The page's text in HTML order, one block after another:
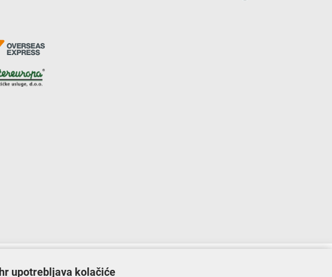
u sklopu Operativnog programa „Konkurentnost i kohezija”.
upotrebljava kolačiće